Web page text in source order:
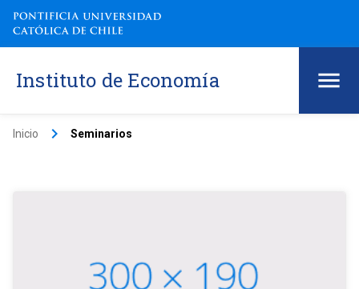
Instituto de Economía
Inicio keyboard_arrow_right Seminarios